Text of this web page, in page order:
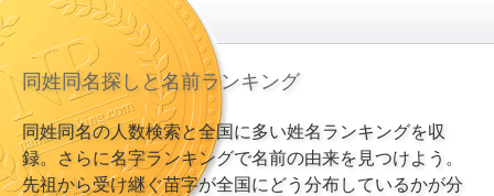
同姓同名探しと名前ランキング
同姓同名の人数検索と全国に多い姓名ランキングを収
録。さらに名字ランキングで名前の由来を見つけよう。
先祖から受け継ぐ苗字が全国にどう分布しているかが分